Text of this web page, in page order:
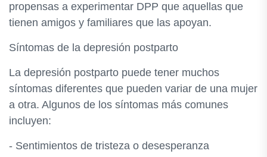
propensas a experimentar DPP que aquellas que
tienen amigos y familiares que las apoyan.
Síntomas de la depresión postparto
La depresión postparto puede tener muchos
síntomas diferentes que pueden variar de una mujer
a otra. Algunos de los síntomas más comunes
incluyen:
- Sentimientos de tristeza o desesperanza